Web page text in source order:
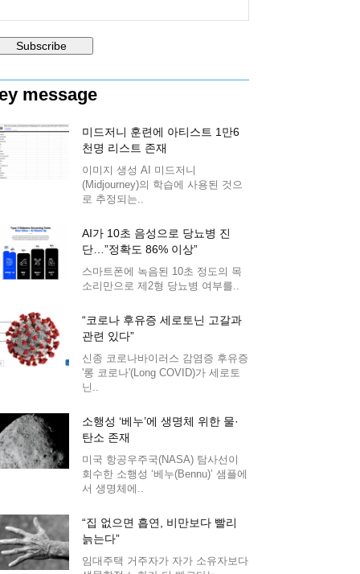
message
미드저니 훈련에 아티스트 1만6
천명 리스트 존재
이미지 생성 AI 미드저니
(Midjourney)의 학습에 사용된 것으
로 추정되는..
AI가 10초 음성으로 당뇨병 진
단…”정확도 86% 이상”
스마트폰에 녹음된 10초 정도의 목
소리만으로 제2형 당뇨병 여부를..
“코로나 후유증 세로토닌 고갈과
관련 있다”
신종 코로나바이러스 감염증 후유증
'롱 코로나'(Long COVID)가 세로토
닌..
소행성 ‘베누’에 생명체 위한 물·
탄소 존재
미국 항공우주국(NASA) 탐사선이
회수한 소행성 ‘베누(Bennu)’ 샘플에
서 생명체에..
“집 없으면 흡연, 비만보다 빨리
늙는다”
임대주택 거주자가 자가 소유자보다